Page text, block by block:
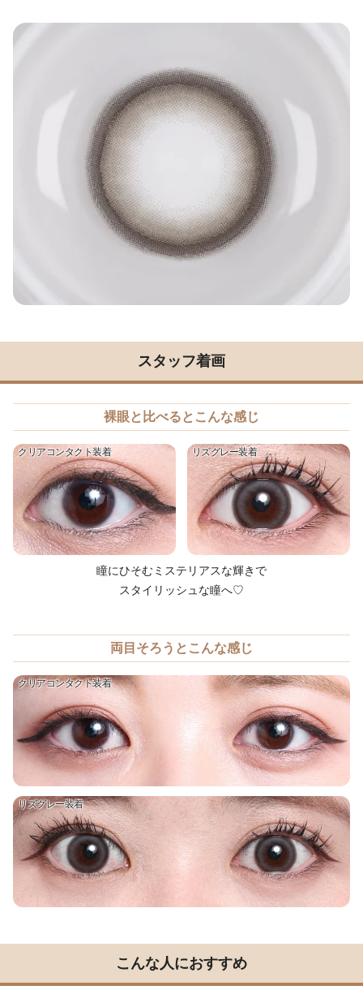
スタッフ着画
裸眼と比べるとこんな感じ
クリアコンタクト装着 リズグレー装着
瞳にひそむミステリアスな輝きで
スタイリッシュな瞳へ♡
両目そろうとこんな感じ
クリアコンタクト装着
リズグレー装着
こんな人におすすめ